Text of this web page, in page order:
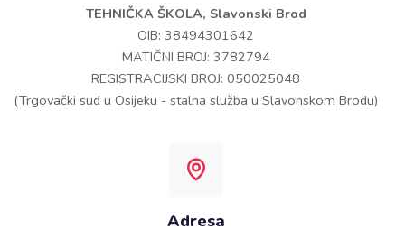
TEHNIČKA ŠKOLA, Slavonski Brod
OIB: 38494301642
MATIČNI BROJ: 3782794
REGISTRACIJSKI BROJ: 050025048
(Trgovački sud u Osijeku - stalna služba u Slavonskom Brodu)
Adresa